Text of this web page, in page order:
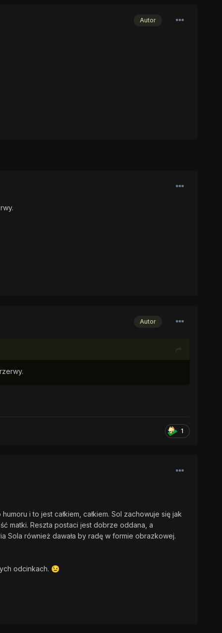
Autor
Autor
1
i to jest całkiem, całkiem. Sol zachowuje się jak
matki. Reszta postaci jest dobrze oddana, a
Sola również dawała by radę w formie obrazkowej.
odcinkach. 😉